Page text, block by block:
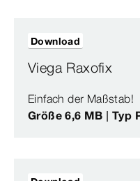
Viega Raxofix
Einfach der Maßstab!
Größe 6,6 MB | Typ
Download